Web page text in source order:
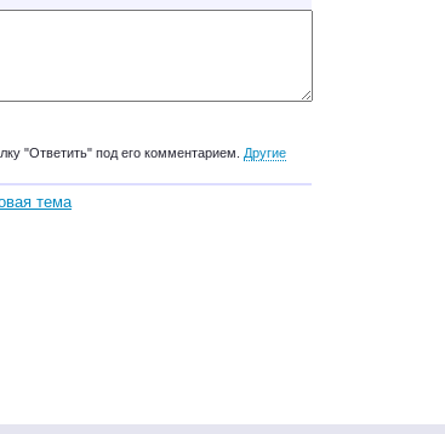
"Ответить" под его комментарием. Другие
тема